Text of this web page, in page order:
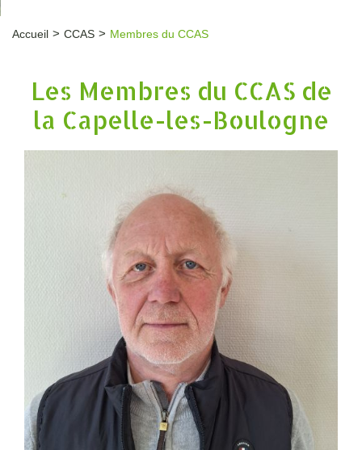
Accueil CCAS Membres du CCAS
Les Membres du CCAS de
la Capelle-les-Boulogne